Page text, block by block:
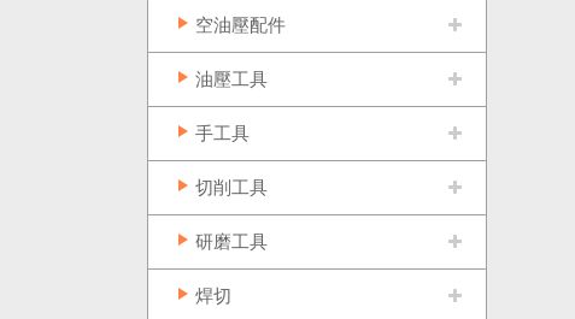
空油壓配件
油壓工具
手工具
切削工具
研磨工具
焊切